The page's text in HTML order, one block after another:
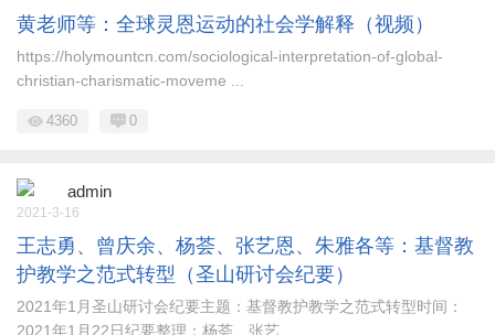
黄老师等：全球灵恩运动的社会学解释（视频）
https://holymountcn.com/sociological-interpretation-of-global-
christian-charismatic-moveme ...
4360 0
admin
2021-3-16
王志勇、曾庆余、杨荟、张艺恩、朱雅各等：基督教
护教学之范式转型（圣山研讨会纪要）
2021年1月圣山研讨会纪要主题：基督教护教学之范式转型时间：
2021年1月22日纪要整理：杨荟、张艺 ...